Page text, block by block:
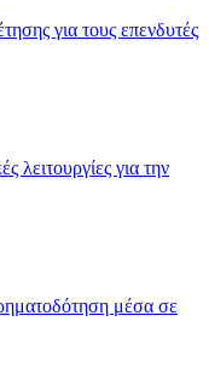
για τους επενδυτές
λειτουργίες για την
μέσα σε